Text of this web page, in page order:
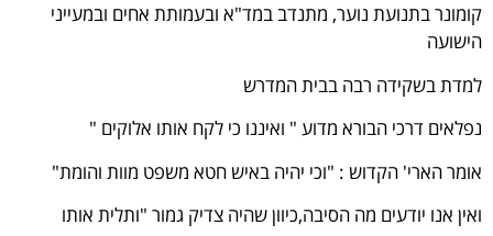
קומונר בתנועת נוער, מתנדב במד"א ובעמותת אחים ובמעייני
הישועה
למדת בשקידה רבה בבית המדרש
נפלאים דרכי הבורא מדוע " ואיננו כי לקח אותו אלוקים "
אומר הארי' הקדוש : "וכי יהיה באיש חטא משפט מוות והומת"
ואין אנו יודעים מה הסיבה,כיוון שהיה צדיק גמור "ותלית אותו